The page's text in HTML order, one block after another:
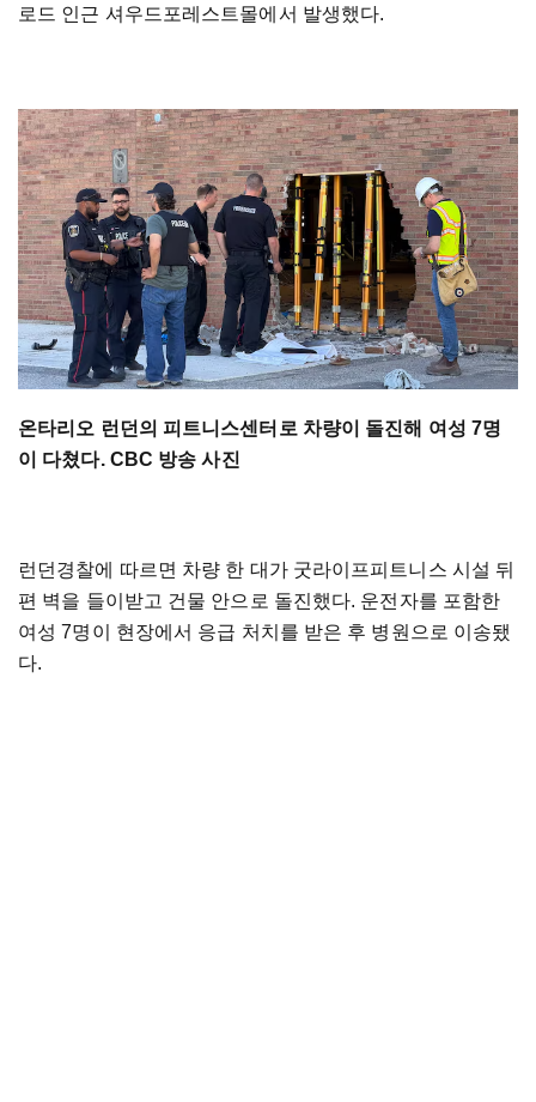
로드 인근 셔우드포레스트몰에서 발생했다.
온타리오 런던의 피트니스센터로 차량이 돌진해 여성 7명
이 다쳤다. CBC 방송 사진
런던경찰에 따르면 차량 한 대가 굿라이프피트니스 시설 뒤
편 벽을 들이받고 건물 안으로 돌진했다. 운전자를 포함한
여성 7명이 현장에서 응급 처치를 받은 후 병원으로 이송됐
다.